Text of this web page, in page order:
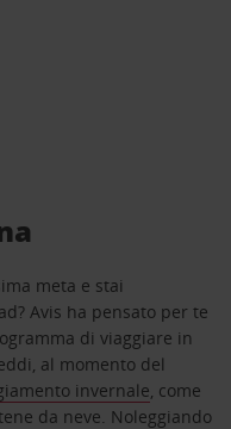
meta e stai
Avis ha pensato per te
di viaggiare in
al momento del
invernale , come
da neve. Noleggiando